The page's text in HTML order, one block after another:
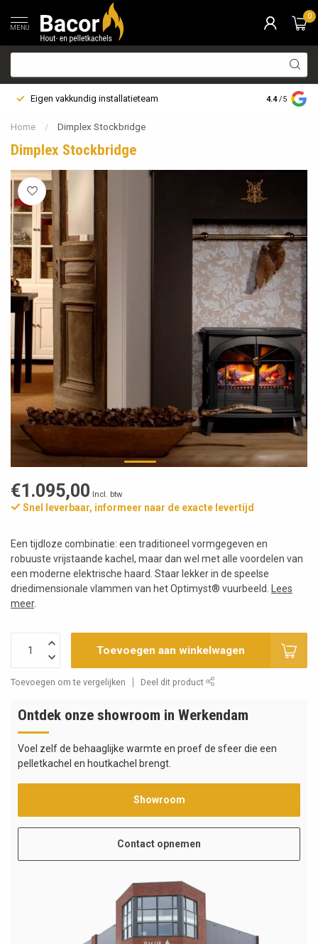
MENU
0
Eigen vakkundig installatieteam Bezorging
4.4 /5
Home / Dimplex Stockbridge
Dimplex Stockbridge
€1.095,00 Incl. btw
Snel leverbaar, informeer naar de exacte levertijd
Een tijdloze combinatie: een traditioneel vormgegeven en
robuuste vrijstaande kachel, maar dan wel met alle voordelen van
een moderne elektrische haard. Staar lekker in de speelse
driedimensionale vlammen van het Optimyst® vuurbeeld.
Lees
meer.
Toevoegen aan winkelwagen
Toevoegen om te vergelijken Deel dit product
Ontdek onze showroom in Werkendam
Voel zelf de behaaglijke warmte en proef de sfeer die een
pelletkachel en houtkachel brengt.
Showroom
Contact opnemen